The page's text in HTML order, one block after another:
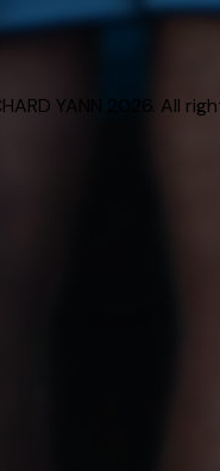
YANN 2026. All